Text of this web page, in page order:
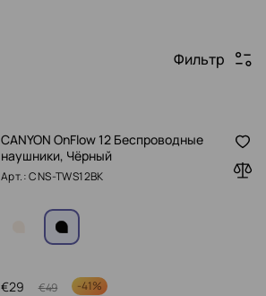
Фильтр
CANYON OnFlow 12 Беспроводные
наушники, Чёрный
Арт.: CNS-TWS12BK
29
€ 49
€ -41%